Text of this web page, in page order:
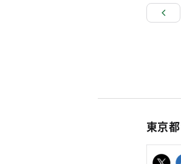
東京